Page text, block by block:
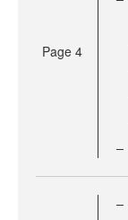
Page 4